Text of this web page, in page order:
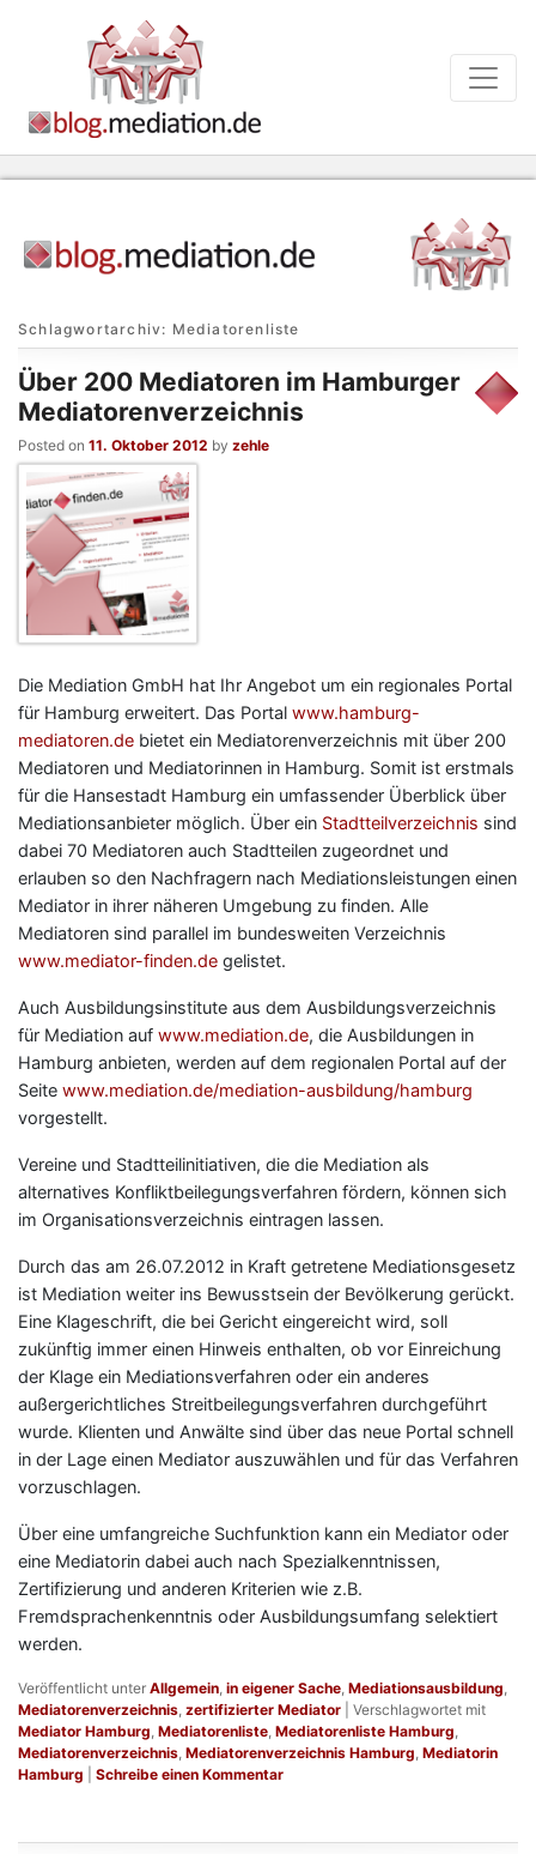
Schlagwortarchiv: Mediatorenliste
Über 200 Mediatoren im Hamburger
Mediatorenverzeichnis
Posted on 11. Oktober 2012 by zehle
Die Mediation GmbH hat Ihr Angebot um ein regionales Portal
für Hamburg erweitert. Das Portal www.hamburg-
mediatoren.de bietet ein Mediatorenverzeichnis mit über 200
Mediatoren und Mediatorinnen in Hamburg. Somit ist erstmals
für die Hansestadt Hamburg ein umfassender Überblick über
Mediationsanbieter möglich. Über ein Stadtteilverzeichnis sind
dabei 70 Mediatoren auch Stadtteilen zugeordnet und
erlauben so den Nachfragern nach Mediationsleistungen einen
Mediator in ihrer näheren Umgebung zu finden. Alle
Mediatoren sind parallel im bundesweiten Verzeichnis
www.mediator-finden.de gelistet.
Auch Ausbildungsinstitute aus dem Ausbildungsverzeichnis
für Mediation auf www.mediation.de, die Ausbildungen in
Hamburg anbieten, werden auf dem regionalen Portal auf der
Seite www.mediation.de/mediation-ausbildung/hamburg
vorgestellt.
Vereine und Stadtteilinitiativen, die die Mediation als
alternatives Konfliktbeilegungsverfahren fördern, können sich
im Organisationsverzeichnis eintragen lassen.
Durch das am 26.07.2012 in Kraft getretene Mediationsgesetz
ist Mediation weiter ins Bewusstsein der Bevölkerung gerückt.
Eine Klageschrift, die bei Gericht eingereicht wird, soll
zukünftig immer einen Hinweis enthalten, ob vor Einreichung
der Klage ein Mediationsverfahren oder ein anderes
außergerichtliches Streitbeilegungsverfahren durchgeführt
wurde. Klienten und Anwälte sind über das neue Portal schnell
in der Lage einen Mediator auszuwählen und für das Verfahren
vorzuschlagen.
Über eine umfangreiche Suchfunktion kann ein Mediator oder
eine Mediatorin dabei auch nach Spezialkenntnissen,
Zertifizierung und anderen Kriterien wie z.B.
Fremdsprachenkenntnis oder Ausbildungsumfang selektiert
werden.
Veröffentlicht unter Allgemein in eigener Sache Mediationsausbildung
Mediatorenverzeichnis zertifizierter Mediator
Verschlagwortet mit
Mediator Hamburg Mediatorenliste Mediatorenliste Hamburg
Mediatorenverzeichnis Mediatorenverzeichnis Hamburg Mediatorin
Hamburg
Schreibe einen Kommentar